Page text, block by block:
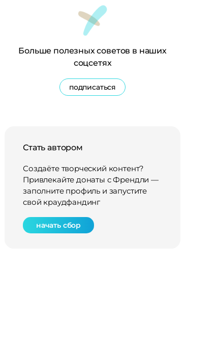
Больше полезных советов в наших
соцсетях
подписаться
Стать автором
Создаёте творческий контент?
Привлекайте донаты с Френдли —
заполните профиль и запустите
свой краудфандинг
начать сбор